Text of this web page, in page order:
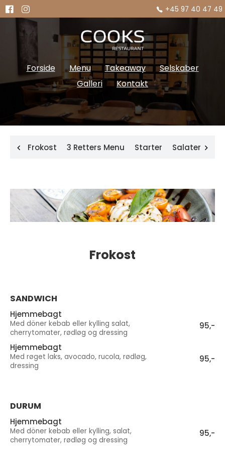
Forside Menu Takeaway
Selskaber
Galleri
Kontakt
+45 97 40 47 49
Frokost 3 Retters Menu Starter Salater
Frokost
SANDWICH
Hjemmebagt
Med döner kebab eller kylling salat,
cherrytomater, rødløg og dressing
95,-
Hjemmebagt
Med røget laks, avocado, rucola, rødløg,
dressing
95,-
DURUM
Hjemmebagt
Med döner kebab eller kylling, salat,
cherrytomater, rødløg og dressing
95,-